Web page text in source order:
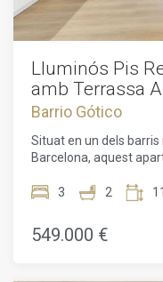
Lluminós Pis
amb Terrassa
Històric de
Barrio Gótico
Situat en un dels
Barcelona, aquest
l'encant atemporal del
artesanals, cafeteries
restaurants de
3 2
549.000 €